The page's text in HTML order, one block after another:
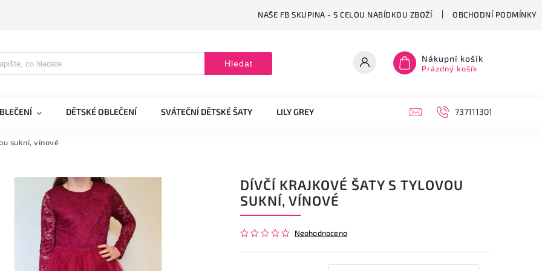
NAŠE FB SKUPINA - S CELOU NABÍDKOU ZBOŽÍ OBCHODNÍ PODMÍNKY
Hledat Nákupní košík
Prázdný košík
DĚTSKÉ OBLEČENÍ SVÁTEČNÍ DĚTSKÉ ŠATY LILY GREY PONOŽKY KABELKY, BATOHY A
737111301
sukní, vínové
DÍVČÍ KRAJKOVÉ ŠATY S TYLOVOU
SUKNÍ, VÍNOVÉ
Neohodnoceno